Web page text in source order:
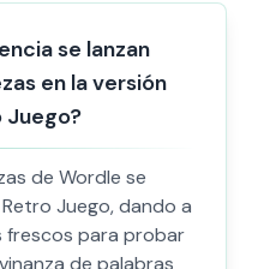
se lanzan
en la versión
Juego?
de Wordle se
Juego, dando a
frescos para probar
de palabras